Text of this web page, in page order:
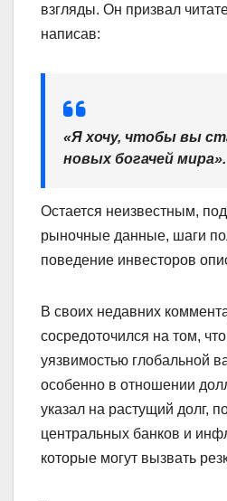
взгляды. Он призвал
написав:
«Я хочу, чтобы вы
новых богачей мира».
Остается неизвестным,
рыночные данные, шаги
поведение инвесторов
В своих недавних
сосредоточился на том,
уязвимостью глобальной
особенно в отношении
указал на растущий долг,
центральных банков и
которые могут вызвать